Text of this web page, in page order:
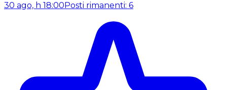
30 ago, h 18:00Posti rimanenti: 6